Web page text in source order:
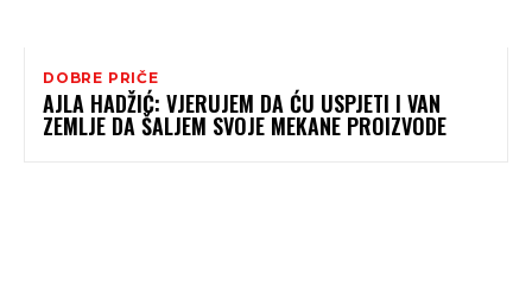
DOBRE PRIČE
AJLA HADŽIĆ: VJERUJEM DA ĆU USPJETI I VAN
ZEMLJE DA ŠALJEM SVOJE MEKANE PROIZVODE